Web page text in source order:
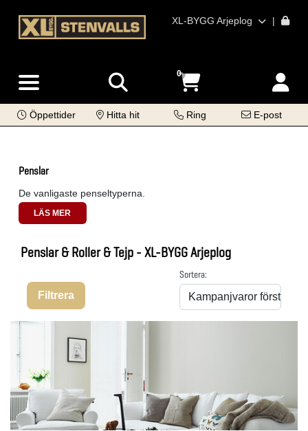
XL-BYGG Arjeplog |
0
Öppettider Hitta hit Ring E-post
Penslar
De vanligaste penseltyperna.
LÄS MER
Penslar & Roller & Tejp - XL-BYGG Arjeplog
Filtrera
Sortera: